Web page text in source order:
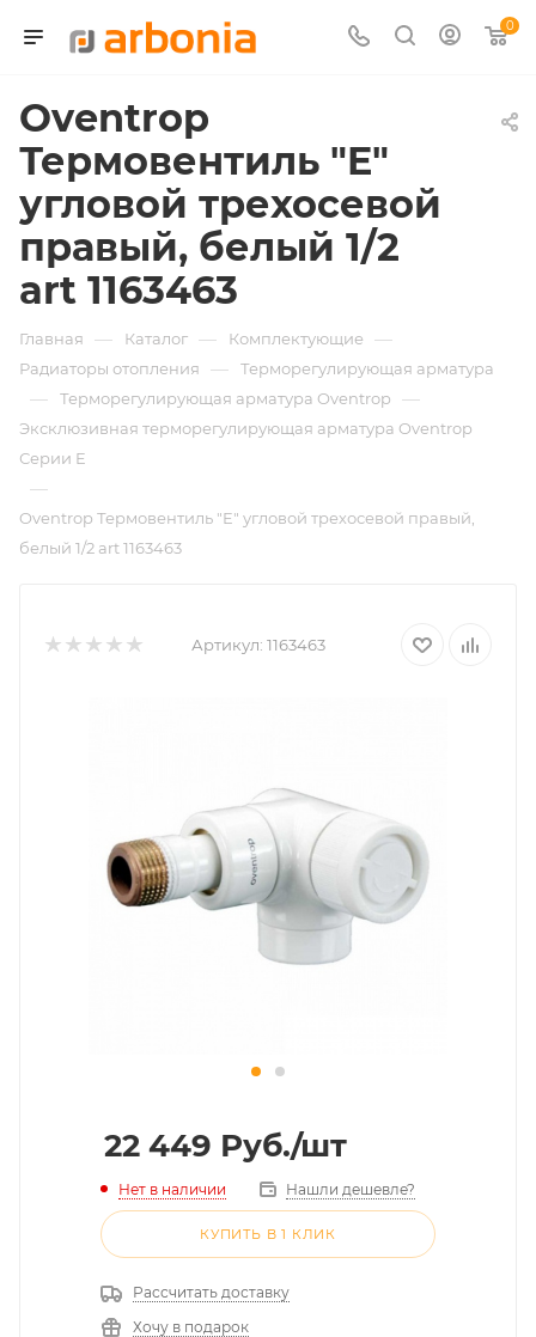
0
Oventrop
Термовентиль "E"
угловой трехосевой
правый, белый 1/2
art 1163463
Главная — Каталог — Комплектующие —
Радиаторы отопления — Терморегулирующая арматура
— Терморегулирующая арматура Oventrop —
Эксклюзивная терморегулирующая арматура Oventrop
Серии E
—
Oventrop Термовентиль "E" угловой трехосевой правый,
белый 1/2 art 1163463
Артикул: 1163463
22 449 Руб./шт
Нет в наличии Нашли дешевле?
КУПИТЬ В 1 КЛИК
Рассчитать доставку
Хочу в подарок